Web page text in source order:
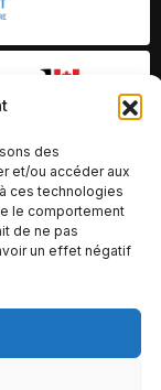
des
et/ou accéder aux
ces technologies
le comportement
de ne pas
un effet négatif
Chameleon Ideas